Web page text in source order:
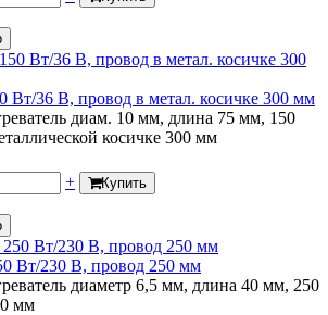
36 В, провод в метал. косичке 300 мм
диам. 10 мм, длина 75 мм, 150
косичке 300 мм
+ Купить
Вт/230 В, провод 250 мм
диаметр 6,5 мм, длина 40 мм, 250
мм